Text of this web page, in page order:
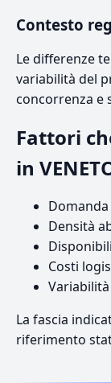
Contesto
Le differenze
variabilità del
concorrenza e
Fattori
in
Densità
Costi
La fascia
riferimento